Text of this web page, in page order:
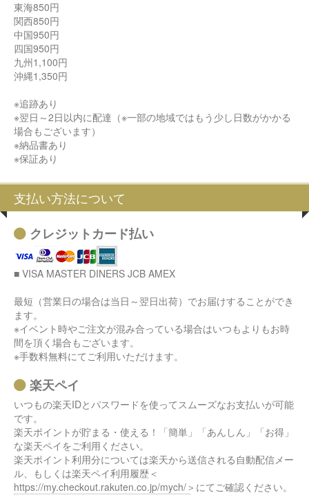
東海850円
関西850円
中国950円
四国950円
九州1,100円
沖縄1,350円
※追跡あり
※翌日～2日以内に配達（※一部の地域ではもう少し日数がかかる
場合もございます）
※納品書あり
※保証あり
支払い方法について
クレジットカード払い
■ VISA MASTER DINERS JCB AMEX
最短（営業日の場合は当日～翌日出荷）でお届けすることができ
ます。
※イベント時やご注文が混み合っている場合はいつもよりもお時
間を頂く場合もございます。
※手数料無料にてご利用いただけます。
楽天ペイ
いつもの楽天IDとパスワードを使ってスムーズなお支払いが可能
です。
楽天ポイントが貯まる・使える！「簡単」「あんしん」「お得」
な楽天ペイをご利用ください。
楽天ポイント利用分については楽天から送信される自動配信メー
ル、もしくは楽天ペイ利用履歴＜
https://my.checkout.rakuten.co.jp/mych/＞にてご確認ください。